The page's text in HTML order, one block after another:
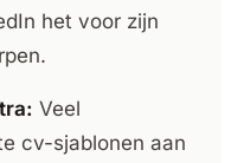
het voor zijn
Veel
cv-sjablonen aan